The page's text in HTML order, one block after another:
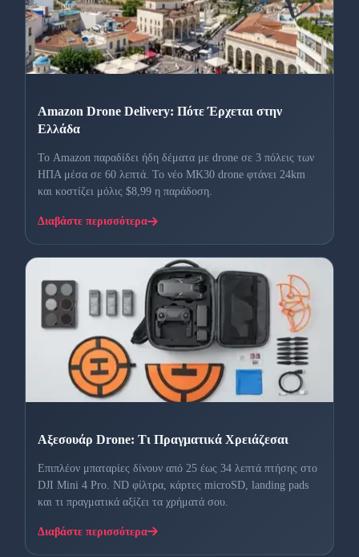
Amazon Drone Delivery: Πότε Έρχεται στην
Ελλάδα
Το Amazon παραδίδει ήδη δέματα με drone σε 3 πόλεις των
ΗΠΑ μέσα σε 60 λεπτά. Το νέο MK30 drone φτάνει 24km
και κοστίζει μόλις $8,99 η παράδοση.
Διαβάστε περισσότερα
Αξεσουάρ Drone: Τι Πραγματικά Χρειάζεσαι
Επιπλέον μπαταρίες δίνουν από 25 έως 34 λεπτά πτήσης στο
DJI Mini 4 Pro. ND φίλτρα, κάρτες microSD, landing pads
και τι πραγματικά αξίζει τα χρήματά σου.
Διαβάστε περισσότερα